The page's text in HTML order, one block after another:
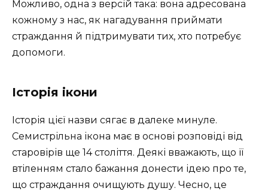
Можливо, одна з версій така: вона адресована
кожному з нас, як нагадування приймати
страждання й підтримувати тих, хто потребує
допомоги.
Історія ікони
Історія цієї назви сягає в далеке минуле.
Семистрільна ікона має в основі розповіді від
старовірів ще 14 століття. Деякі вважають, що її
втіленням стало бажання донести ідею про те,
що страждання очищують душу. Чесно, це